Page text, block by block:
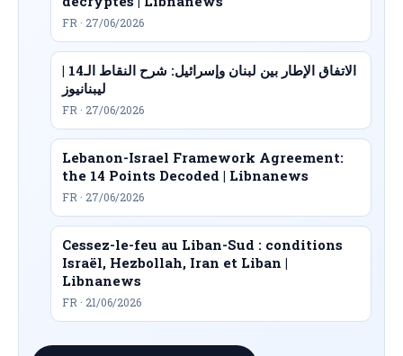
FR · 27/06/2026
الاتفاق الإطار بين لبنان وإسرائيل: شرح النقاط الـ14 |
ليبنانيوز
FR · 27/06/2026
Lebanon-Israel Framework Agreement:
the 14 Points Decoded | Libnanews
FR · 27/06/2026
Cessez-le-feu au Liban-Sud : conditions
Israël, Hezbollah, Iran et Liban |
Libnanews
FR · 21/06/2026